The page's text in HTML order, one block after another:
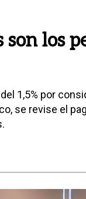
los
1,5% por
se revise el